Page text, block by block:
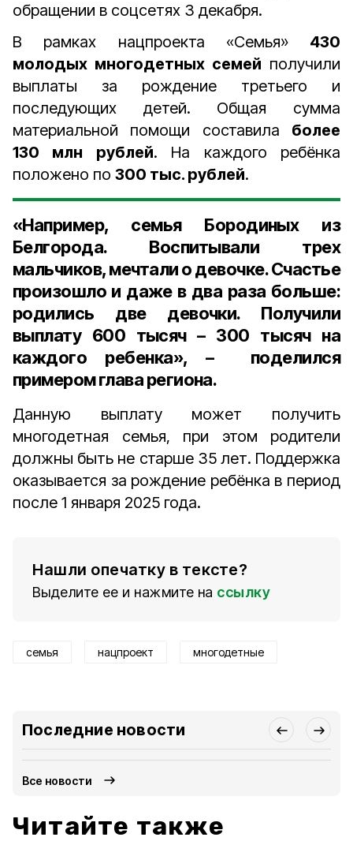
обращении в соцсетях 3 декабря.
В рамках нацпроекта «Семья» 430
молодых многодетных семей получили
выплаты за рождение третьего и
последующих детей. Общая сумма
материальной помощи составила более
130 млн рублей. На каждого ребёнка
положено по 300 тыс. рублей.
«Например, семья Бородиных из
Белгорода. Воспитывали трех
мальчиков, мечтали о девочке. Счастье
произошло и даже в два раза больше:
родились две девочки. Получили
выплату 600 тысяч – 300 тысяч на
каждого ребенка», – поделился
примером глава региона.
Данную выплату может получить
многодетная семья, при этом родители
должны быть не старше 35 лет. Поддержка
оказывается за рождение ребёнка в период
после 1 января 2025 года.
Нашли опечатку в тексте?
Выделите ее и нажмите на ссылку
семья нацпроект многодетные
Последние новости
Все новости
Читайте также